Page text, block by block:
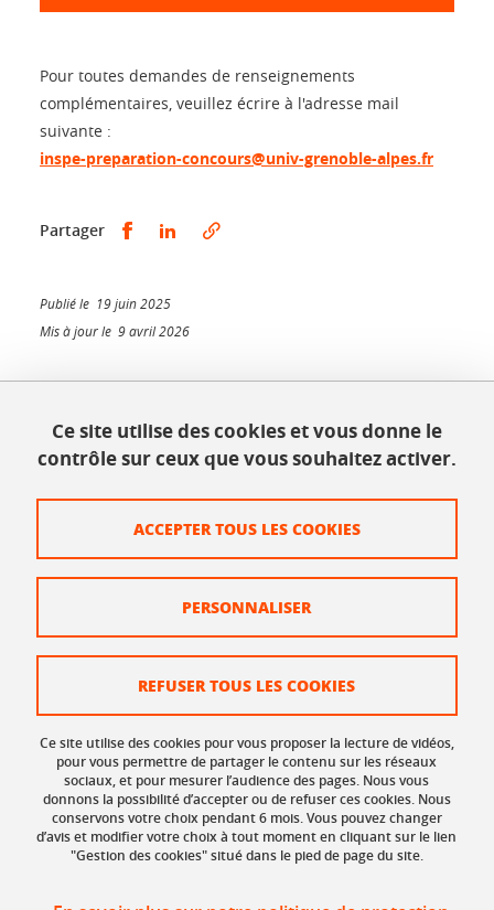
Pour toutes demandes de renseignements
complémentaires, veuillez écrire à l'adresse mail
suivante :
inspe-preparation-concours@univ-grenoble-alpes.fr
Partager Partager sur Facebook
Partager sur LinkedIn
Publié le 19 juin 2025
Mis à jour le 9 avril 2026
INSPÉ - Bâtiment Bergès
1025, rue de la piscine
Tél. : 04 56 52 07 00
Plan du site
Données personnelles
Organisation et contacts
Gestion des cookies
Accessibilité : non conforme
Ce site utilise des cookies et vous donne le
contrôle sur ceux que vous souhaitez activer.
Ce site utilise des cookies pour vous proposer la lecture de vidéos,
pour vous permettre de partager le contenu sur les réseaux
sociaux, et pour mesurer l’audience des pages. Nous vous
donnons la possibilité d’accepter ou de refuser ces cookies. Nous
conservons votre choix pendant 6 mois. Vous pouvez changer
d’avis et modifier votre choix à tout moment en cliquant sur le lien
"Gestion des cookies" situé dans le pied de page du site.
ACCEPTER TOUS LES COOKIES
REFUSER TOUS LES COOKIES
PERSONNALISER